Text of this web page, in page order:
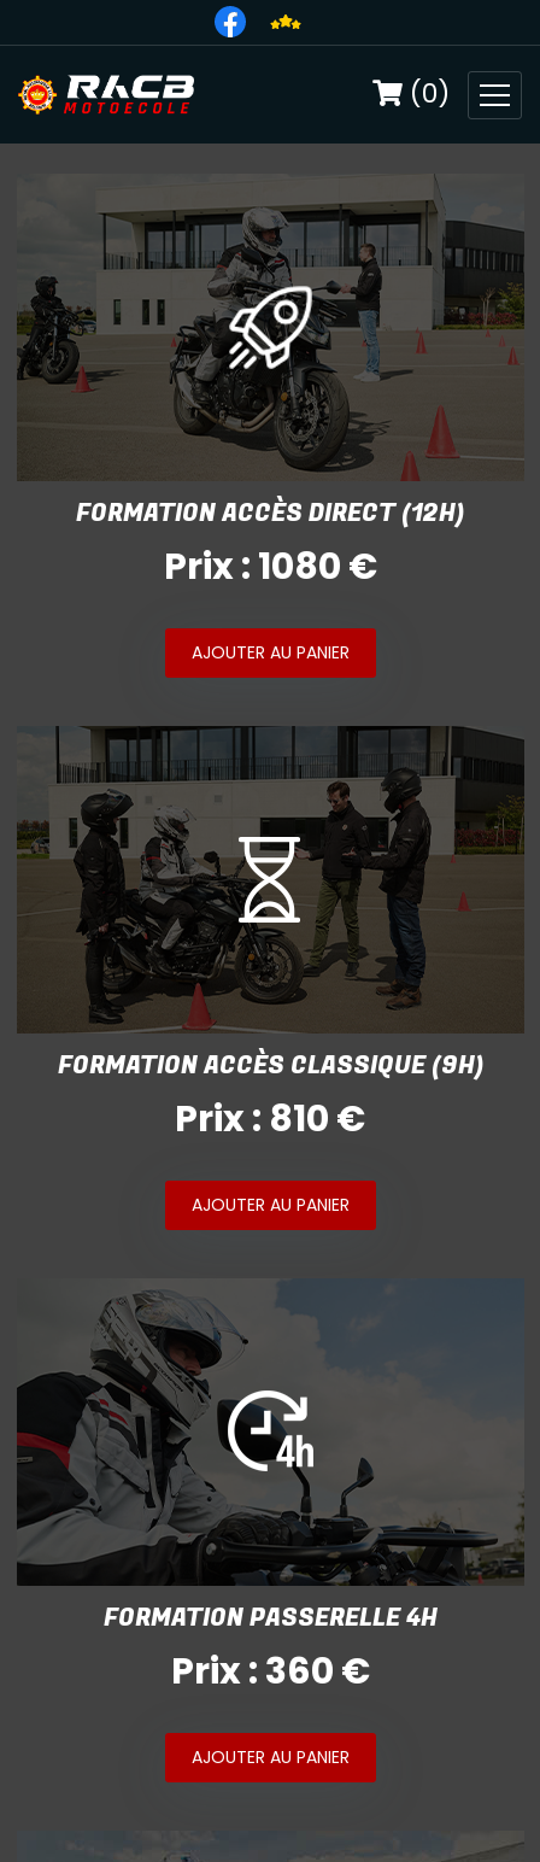
(0)
FORMATION ACCÈS DIRECT (12H)
Prix : 1080 €
AJOUTER AU PANIER
FORMATION ACCÈS CLASSIQUE (9H)
Prix : 810 €
AJOUTER AU PANIER
FORMATION PASSERELLE 4H
Prix : 360 €
AJOUTER AU PANIER